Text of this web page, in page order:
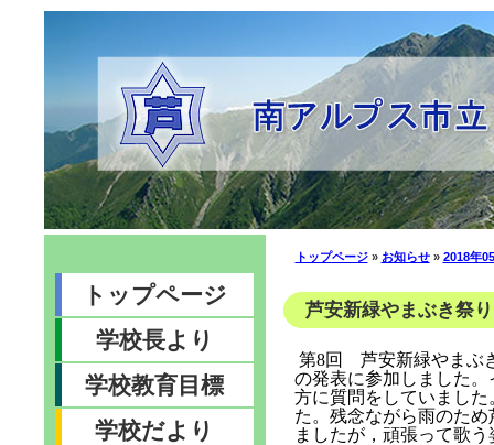
トップページ
学校長より
学校教育目標
学校だより
トップページ» お知らせ» 2018年
芦安新緑やまぶき祭
第8回 芦安新緑やまぶ
の発表に参加しました
方に質問をしていまし
た。残念ながら雨のた
ましたが，頑張って歌